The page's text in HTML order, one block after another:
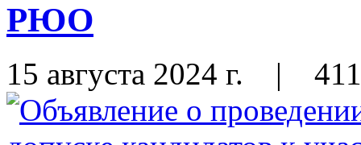
РЮО
15 августа 2024 г. |